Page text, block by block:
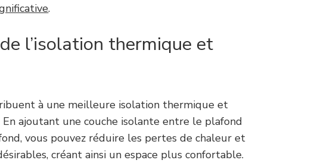
.
l’isolation thermique et
à une meilleure isolation thermique et
ajoutant une couche isolante entre le plafond
vous pouvez réduire les pertes de chaleur et
créant ainsi un espace plus confortable.